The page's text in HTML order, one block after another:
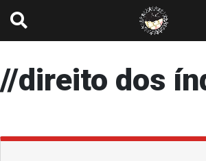
//direito dos